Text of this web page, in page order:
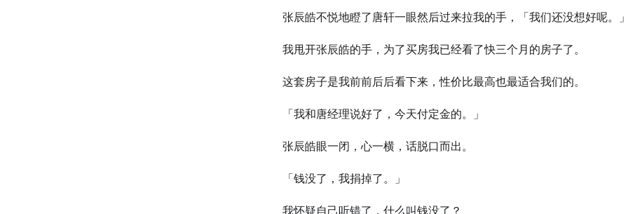
张辰皓不悦地瞪了唐轩⼀眼然后过来拉我的手，「我们还没想好呢。」
我甩开张辰皓的手，为了买房我已经看了快三个月的房子了。
这套房子是我前前后后看下来，性价比最高也最适合我们的。
「我和唐经理说好了，今天付定金的。」
张辰皓眼⼀闭，心⼀横，话脱口而出。
「钱没了，我捐掉了。」
我怀疑自己听错了，什么叫钱没了？